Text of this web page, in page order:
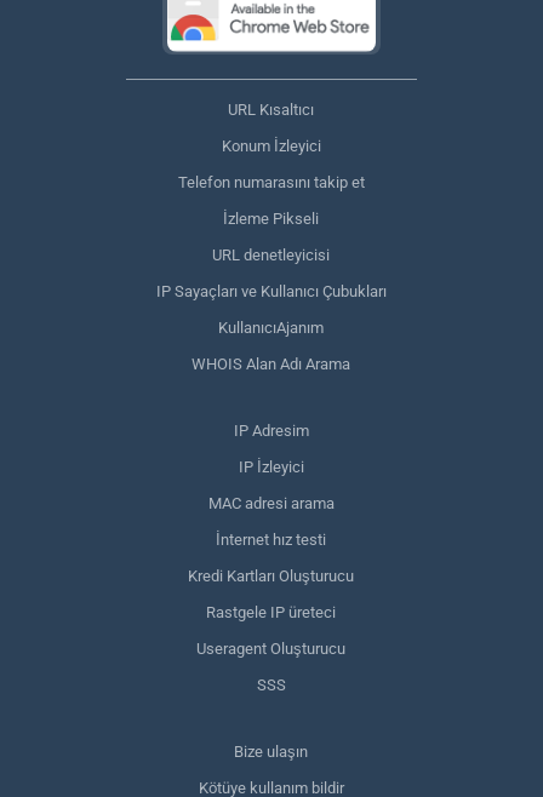
URL Kısaltıcı
Konum İzleyici
Telefon numarasını takip et
İzleme Pikseli
URL denetleyicisi
IP Sayaçları ve Kullanıcı Çubukları
KullanıcıAjanım
WHOIS Alan Adı Arama
IP Adresim
IP İzleyici
MAC adresi arama
İnternet hız testi
Kredi Kartları Oluşturucu
Rastgele IP üreteci
Useragent Oluşturucu
SSS
Bize ulaşın
Kötüye kullanım bildir